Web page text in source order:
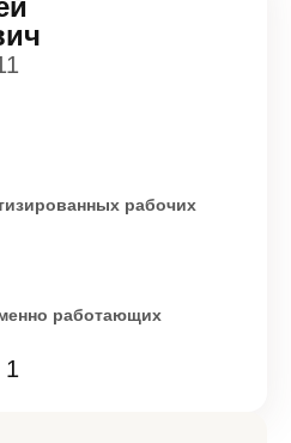
рабочих
работающих
1